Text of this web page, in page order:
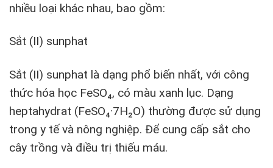
nhiều loại khác nhau, bao gồm:
Sắt (II) sunphat
Sắt (II) sunphat là dạng phổ biến nhất, với công
thức hóa học FeSO₄, có màu xanh lục. Dạng
heptahydrat (FeSO₄·7H₂O) thường được sử dụng
trong y tế và nông nghiệp. Để cung cấp sắt cho
cây trồng và điều trị thiếu máu.